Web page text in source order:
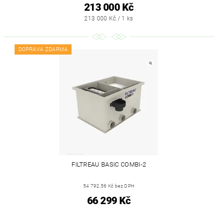
213 000 Kč
213 000 Kč / 1 ks
DOPRAVA ZDARMA
FILTREAU BASIC COMBI-2
54 792,56 Kč bez DPH
66 299 Kč